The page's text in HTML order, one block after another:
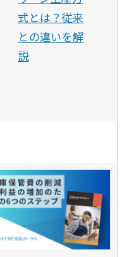
式とは？従来
との違いを解
説